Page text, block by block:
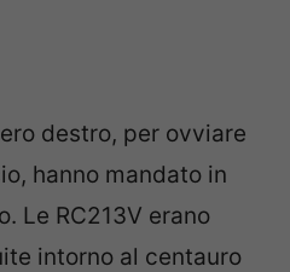
destro, per ovviare
hanno mandato in
Le RC213V erano
intorno al centauro